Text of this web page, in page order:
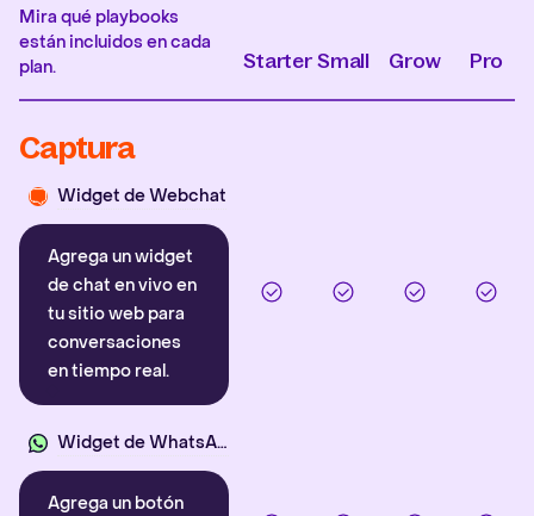
Mira qué playbooks
están incluidos en cada
plan.
Starter Small Grow Pro
Captura
Widget de Webchat
Agrega un widget
de chat en vivo en
tu sitio web para
conversaciones
en tiempo real.
Widget de WhatsApp
Agrega un botón